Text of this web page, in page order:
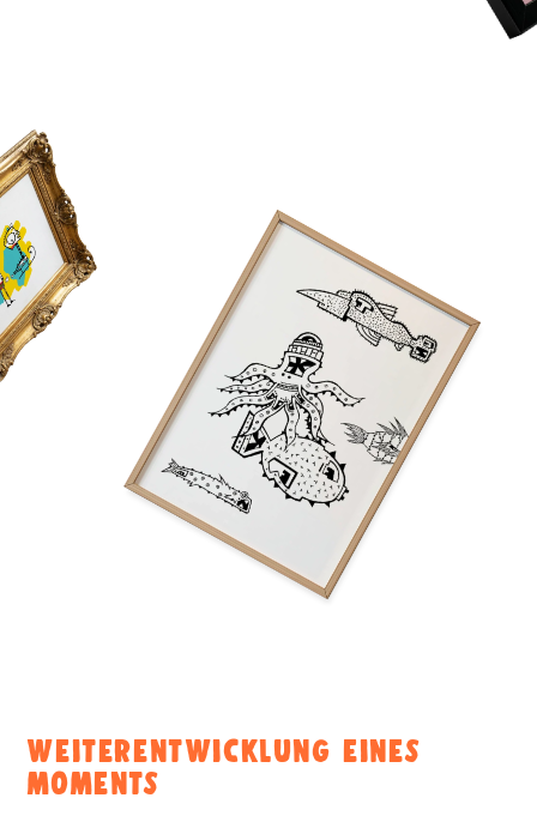
WEITERENTWICKLUNG EINES
MOMENTS